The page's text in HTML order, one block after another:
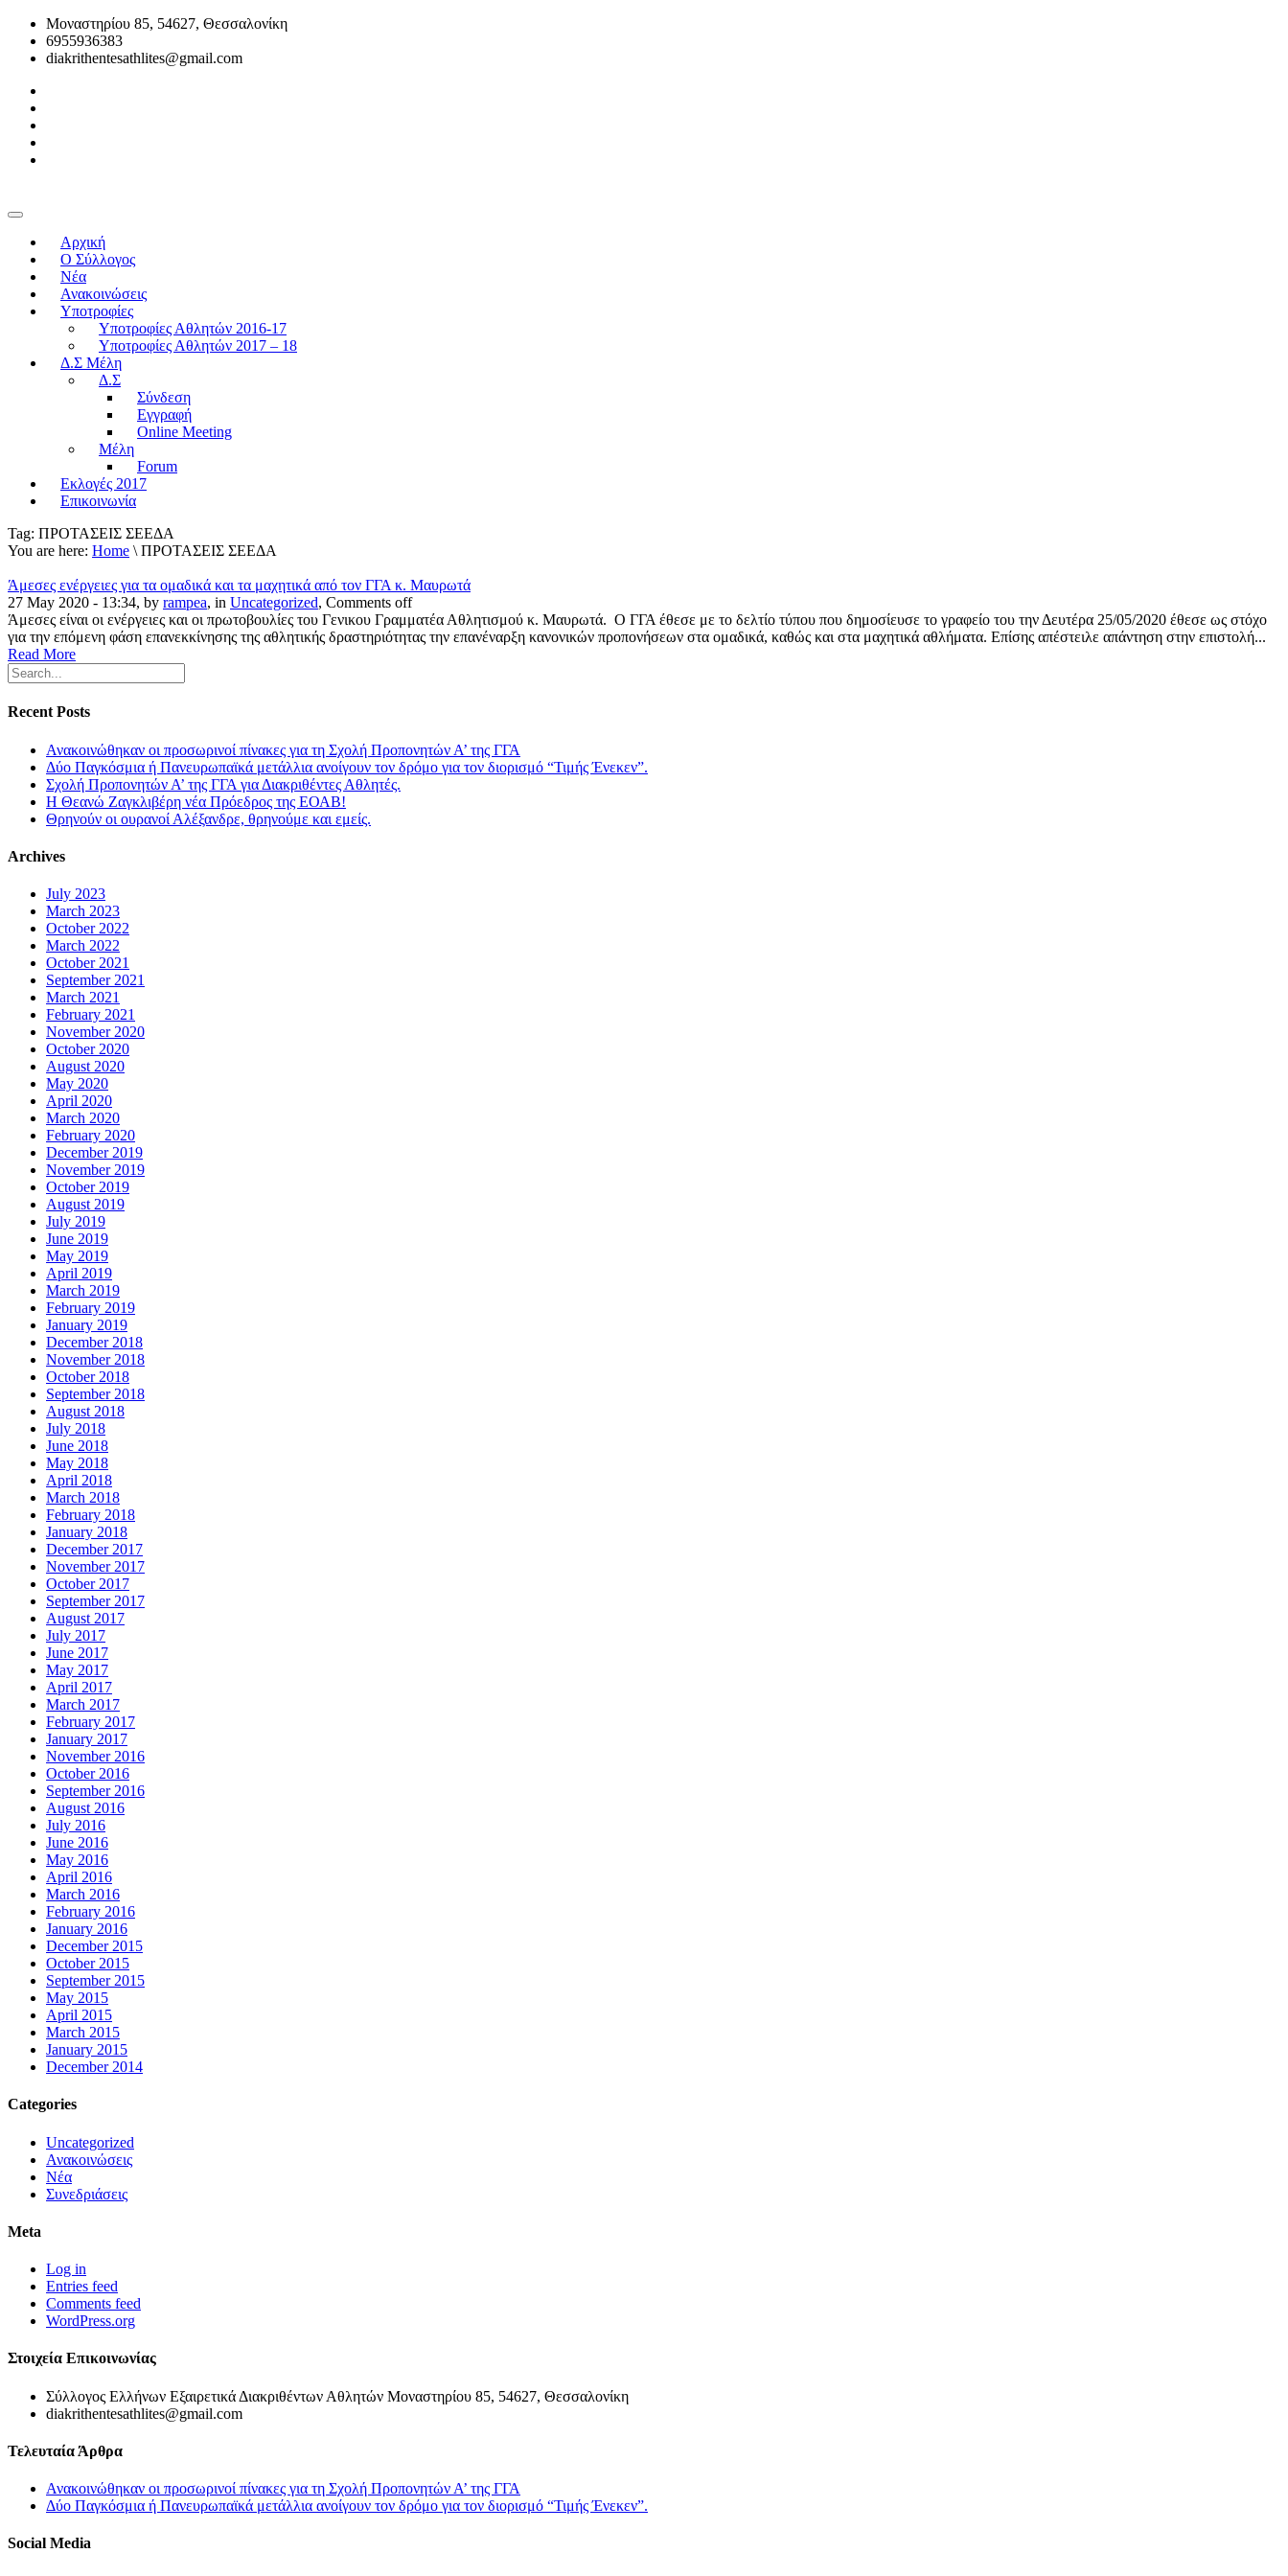
Μοναστηρίου 85, 54627, Θεσσαλονίκη
6955936383
diakrithentesathlites@gmail.com
Αρχική
O Σύλλογος
Νέα
Ανακοινώσεις
Υποτροφίες
Υποτροφίες Αθλητών 2016-17
Υποτροφίες Αθλητών 2017 – 18
Δ.Σ Μέλη
Δ.Σ
Σύνδεση
Εγγραφή
Online Meeting
Μέλη
Forum
Εκλογές 2017
Επικοινωνία
Tag: ΠΡΟΤΑΣΕΙΣ ΣΕΕΔΑ
You are here: Home \ ΠΡΟΤΑΣΕΙΣ ΣΕΕΔΑ
Άμεσες ενέργειες για τα ομαδικά και τα μαχητικά από τον ΓΓΑ κ. Μαυρωτά
27 May 2020 - 13:34, by rampea, in Uncategorized, Comments off
Άμεσες είναι οι ενέργειες και οι πρωτοβουλίες του Γενικου Γραμματέα Αθλητισμού κ. Μαυρωτά. Ο ΓΓΑ έθεσε με το δελτίο τύπου που δημοσίευσε το γραφείο του την Δευτέρα 25/05/2020 έθεσε ως στόχο
για την επόμενη φάση επανεκκίνησης της αθλητικής δραστηριότητας την επανέναρξη κανονικών προπονήσεων στα ομαδικά, καθώς και στα μαχητικά αθλήματα. Επίσης απέστειλε απάντηση στην επιστολή...
Read More
Recent Posts
Ανακοινώθηκαν οι προσωρινοί πίνακες για τη Σχολή Προπονητών Α’ της ΓΓΑ
Δύο Παγκόσμια ή Πανευρωπαϊκά μετάλλια ανοίγουν τον δρόμο για τον διορισμό “Τιμής Ένεκεν”.
Σχολή Προπονητών Α’ της ΓΓΑ για Διακριθέντες Αθλητές.
Η Θεανώ Ζαγκλιβέρη νέα Πρόεδρος της ΕΟΑΒ!
Θρηνούν οι ουρανοί Αλέξανδρε, θρηνούμε και εμείς.
Archives
July 2023
March 2023
October 2022
March 2022
October 2021
September 2021
March 2021
February 2021
November 2020
October 2020
August 2020
May 2020
April 2020
March 2020
February 2020
December 2019
November 2019
October 2019
August 2019
July 2019
June 2019
May 2019
April 2019
March 2019
February 2019
January 2019
December 2018
November 2018
October 2018
September 2018
August 2018
July 2018
June 2018
May 2018
April 2018
March 2018
February 2018
January 2018
December 2017
November 2017
October 2017
September 2017
August 2017
July 2017
June 2017
May 2017
April 2017
March 2017
February 2017
January 2017
November 2016
October 2016
September 2016
August 2016
July 2016
June 2016
May 2016
April 2016
March 2016
February 2016
January 2016
December 2015
October 2015
September 2015
May 2015
April 2015
March 2015
January 2015
December 2014
Categories
Uncategorized
Ανακοινώσεις
Νέα
Συνεδριάσεις
Meta
Log in
Entries feed
Comments feed
WordPress.org
Στοιχεία Επικοινωνίας
Σύλλογος Ελλήνων Εξαιρετικά Διακριθέντων Αθλητών Μοναστηρίου 85, 54627, Θεσσαλονίκη
diakrithentesathlites@gmail.com
Τελευταία Άρθρα
Ανακοινώθηκαν οι προσωρινοί πίνακες για τη Σχολή Προπονητών Α’ της ΓΓΑ
Δύο Παγκόσμια ή Πανευρωπαϊκά μετάλλια ανοίγουν τον δρόμο για τον διορισμό “Τιμής Ένεκεν”.
Social Media